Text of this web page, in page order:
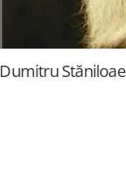
Dumitru Stăniloae